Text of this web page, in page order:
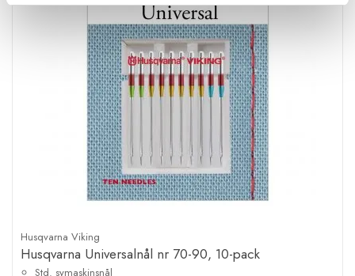
Husqvarna Viking
Husqvarna Universalnål nr 70-90, 10-pack
Std. symaskinsnål